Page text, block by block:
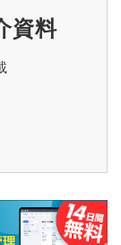
資料